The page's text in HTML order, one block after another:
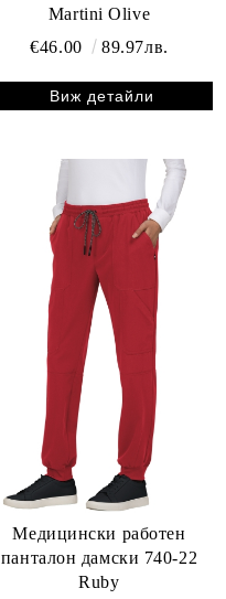
Martini Olive
€46.00
89.97лв.
Виж детайли
Медицински работен
панталон дамски 740-22
Ruby